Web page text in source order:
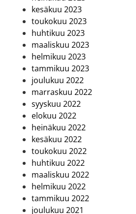
kesäkuu 2023
toukokuu 2023
huhtikuu 2023
maaliskuu 2023
helmikuu 2023
tammikuu 2023
joulukuu 2022
marraskuu 2022
syyskuu 2022
elokuu 2022
heinäkuu 2022
kesäkuu 2022
toukokuu 2022
huhtikuu 2022
maaliskuu 2022
helmikuu 2022
tammikuu 2022
joulukuu 2021